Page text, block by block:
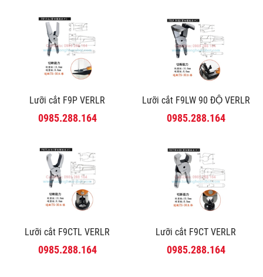
Lưỡi cắt F9P VERLR
0985.288.164
Lưỡi cắt F9LW 90 ĐỘ VERLR
0985.288.164
Lưỡi cắt F9CTL VERLR
0985.288.164
Lưỡi cắt F9CT VERLR
0985.288.164